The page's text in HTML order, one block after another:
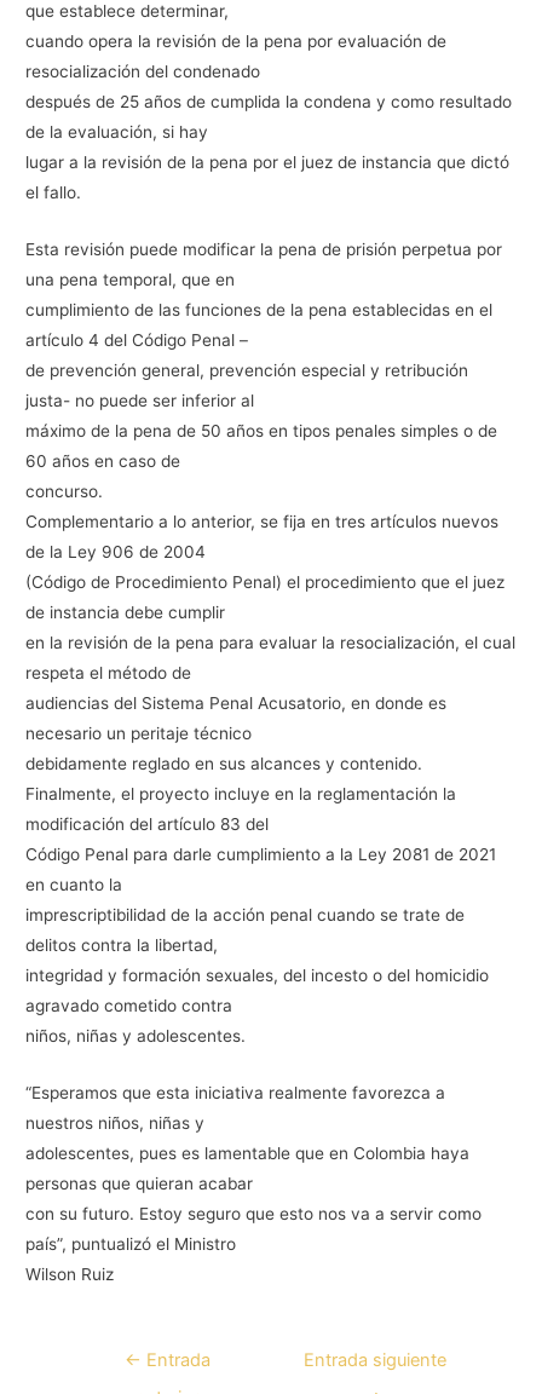
que establece determinar,
cuando opera la revisión de la pena por evaluación de
resocialización del condenado
después de 25 años de cumplida la condena y como resultado
de la evaluación, si hay
lugar a la revisión de la pena por el juez de instancia que dictó
el fallo.
Esta revisión puede modificar la pena de prisión perpetua por
una pena temporal, que en
cumplimiento de las funciones de la pena establecidas en el
artículo 4 del Código Penal –
de prevención general, prevención especial y retribución
justa- no puede ser inferior al
máximo de la pena de 50 años en tipos penales simples o de
60 años en caso de
concurso.
Complementario a lo anterior, se fija en tres artículos nuevos
de la Ley 906 de 2004
(Código de Procedimiento Penal) el procedimiento que el juez
de instancia debe cumplir
en la revisión de la pena para evaluar la resocialización, el cual
respeta el método de
audiencias del Sistema Penal Acusatorio, en donde es
necesario un peritaje técnico
debidamente reglado en sus alcances y contenido.
Finalmente, el proyecto incluye en la reglamentación la
modificación del artículo 83 del
Código Penal para darle cumplimiento a la Ley 2081 de 2021
en cuanto la
imprescriptibilidad de la acción penal cuando se trate de
delitos contra la libertad,
integridad y formación sexuales, del incesto o del homicidio
agravado cometido contra
niños, niñas y adolescentes.
“Esperamos que esta iniciativa realmente favorezca a
nuestros niños, niñas y
adolescentes, pues es lamentable que en Colombia haya
personas que quieran acabar
con su futuro. Estoy seguro que esto nos va a servir como
país”, puntualizó el Ministro
Wilson Ruiz
← Entrada
Entrada siguiente